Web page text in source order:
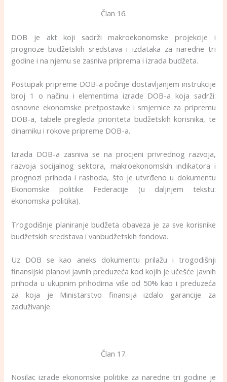
Član 16.
DOB je akt koji sadrži makroekonomske projekcije i
prognoze budžetskih sredstava i izdataka za naredne tri
godine i na njemu se zasniva priprema i izrada budžeta.
Postupak pripreme DOB-a počinje dostavljanjem instrukcije
broj 1 o načinu i elementima izrade DOB-a koja sadrži:
osnovne ekonomske pretpostavke i smjernice za pripremu
DOB-a, tabele pregleda prioriteta budžetskih korisnika, te
dinamiku i rokove pripreme DOB-a.
Izrada DOB-a zasniva se na procjeni privrednog razvoja,
razvoja socijalnog sektora, makroekonomskih indikatora i
prognozi prihoda i rashoda, što je utvrđeno u dokumentu
Ekonomske politike Federacije (u daljnjem tekstu:
ekonomska politika).
Trogodišnje planiranje budžeta obaveza je za sve korisnike
budžetskih sredstava i vanbudžetskih fondova.
Uz DOB se kao aneks dokumentu prilažu i trogodišnji
finansijski planovi javnih preduzeća kod kojih je učešće javnih
prihoda u ukupnim prihodima više od 50% kao i preduzeća
za koja je Ministarstvo finansija izdalo garancije za
zaduživanje.
Član 17.
Nosilac izrade ekonomske politike za naredne tri godine je